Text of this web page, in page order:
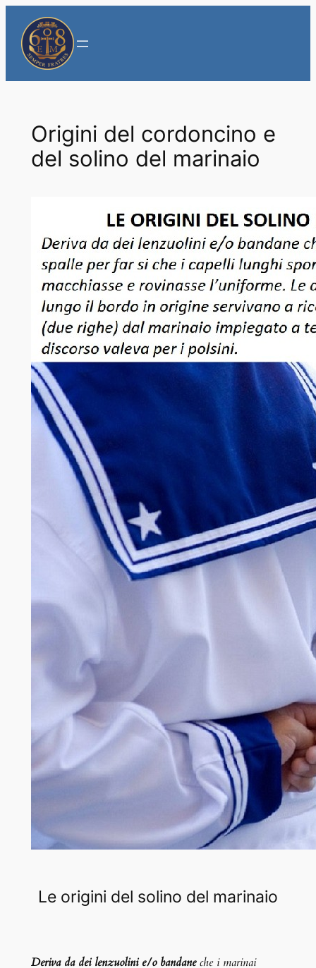
contenuto
Origini del cordoncino e
del solino del marinaio
Le origini del solino del marinaio
Deriva da dei lenzuolini e/o bandaneche i marinai